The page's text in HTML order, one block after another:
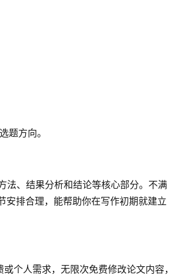
题方向。
法、结果分析和结论等核心部分。不满
安排合理，能帮助你在写作初期就建立
个人需求，无限次免费修改论文内容，